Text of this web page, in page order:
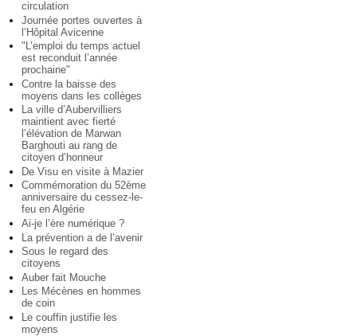
circulation
Journée portes ouvertes à
l’Hôpital Avicenne
"L’emploi du temps actuel
est reconduit l’année
prochaine"
Contre la baisse des
moyens dans les collèges
La ville d’Aubervilliers
maintient avec fierté
l’élévation de Marwan
Barghouti au rang de
citoyen d’honneur
De Visu en visite à Mazier
Commémoration du 52ème
anniversaire du cessez-le-
feu en Algérie
Ai-je l’ère numérique ?
La prévention a de l’avenir
Sous le regard des
citoyens
Auber fait Mouche
Les Mécènes en hommes
de coin
Le couffin justifie les
moyens